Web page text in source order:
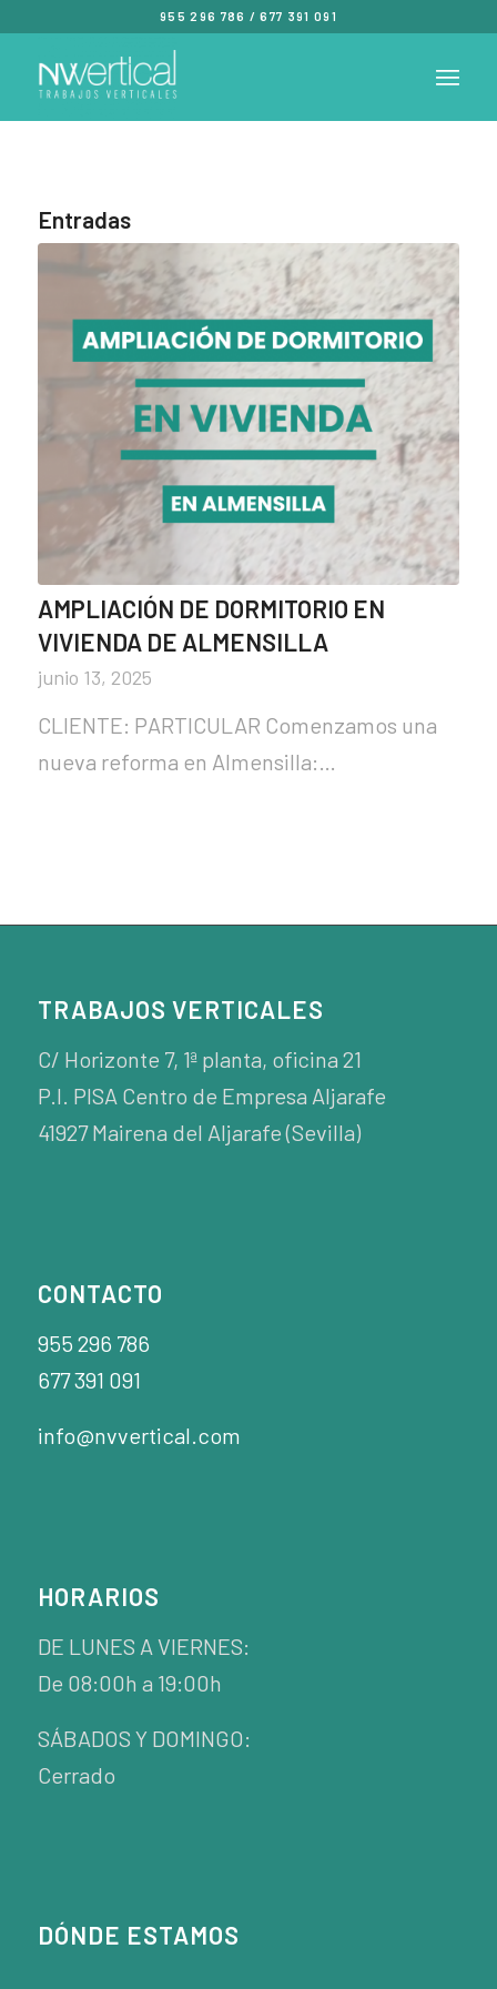
955 296 786 /677 391 091
Entradas
AMPLIACIÓN DE DORMITORIO EN
VIVIENDA DE ALMENSILLA
junio 13, 2025
CLIENTE: PARTICULAR Comenzamos una
nueva reforma en Almensilla:…
TRABAJOS VERTICALES
C/ Horizonte 7, 1ª planta, oficina 21
P.I. PISA Centro de Empresa Aljarafe
41927 Mairena del Aljarafe (Sevilla)
CONTACTO
955 296 786
677 391 091
info@nvvertical.com
HORARIOS
DE LUNES A VIERNES:
De 08:00h a 19:00h
SÁBADOS Y DOMINGO:
Cerrado
DÓNDE ESTAMOS